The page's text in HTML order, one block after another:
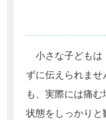
小さな子どもは
ずに伝えられませ
も、実際には痛
状態をしっかりと